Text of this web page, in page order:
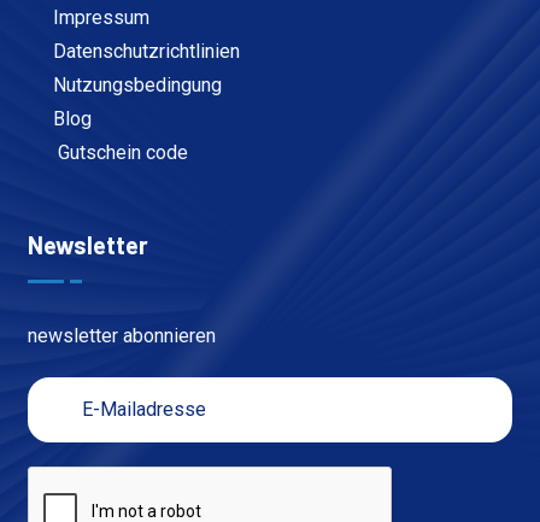
Impressum
Datenschutzrichtlinien
Nutzungsbedingung
Blog
Gutschein code
Newsletter
newsletter abonnieren